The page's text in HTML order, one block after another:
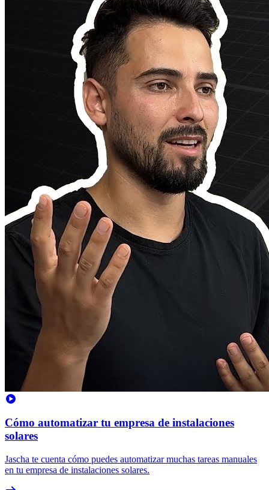
Cómo automatizar tu empresa de instalaciones
solares
Jascha te cuenta cómo puedes automatizar muchas tareas manuales
en tu empresa de instalaciones solares.